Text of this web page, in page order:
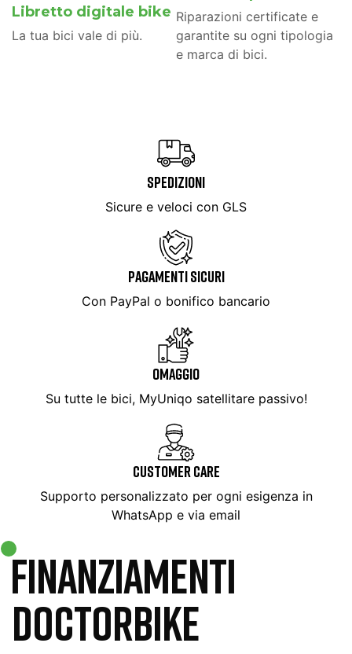
Libretto digitale bike
La tua bici vale di più.
Riparazioni certificate e
garantite su ogni tipologia
e marca di bici.
SPEDIZIONI
Sicure e veloci con GLS
PAGAMENTI SICURI
Con PayPal o bonifico bancario
OMAGGIO
Su tutte le bici, MyUniqo satellitare passivo!
CUSTOMER CARE
Supporto personalizzato per ogni esigenza in
WhatsApp e via email
FINANZIAMENTI
DOCTORBIKE